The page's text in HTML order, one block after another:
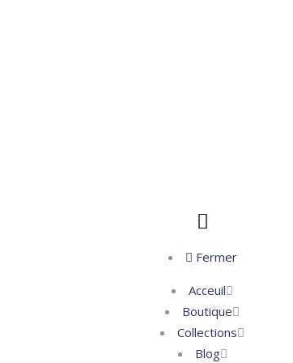
Fermer
Acceuil
Boutique
Collections
Blog